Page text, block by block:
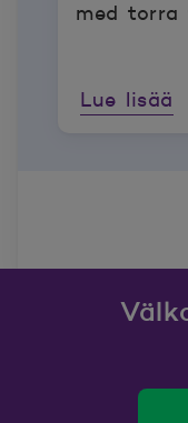
med torra
Lue lisää